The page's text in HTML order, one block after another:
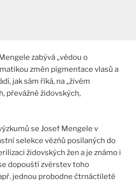
zabývá „vědou o
změn pigmentace vlasů a
jak sám říká, na „živém
převážně židovských,
se Josef Mengele v
selekce vězňů posílaných do
židovských žen a je známo i
dopouští zvěrstev toho
jednou probodne čtrnáctileté